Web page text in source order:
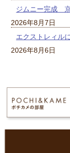
ジムニー完成
2026年8月7日
エクストレィル
2026年8月6日